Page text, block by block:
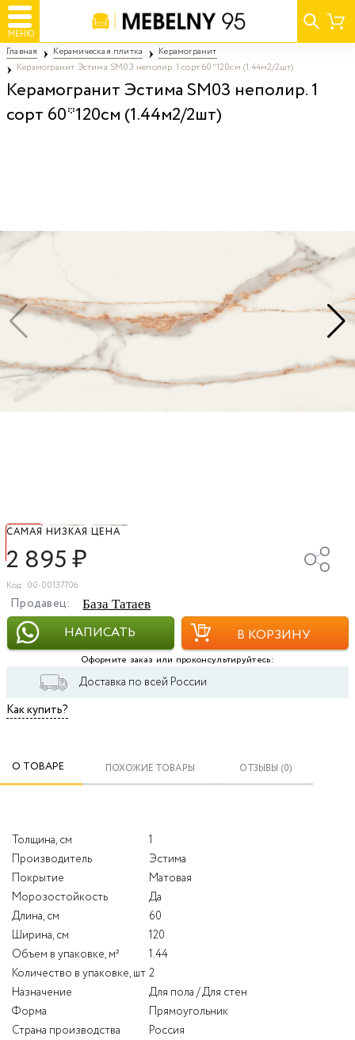
МЕНЮ
Главная Керамическая плитка
Керамогранит
Керамогранит Эстима SM03 неполир. 1 сорт 60*120см (1.44м2/2шт)
Керамогранит Эстима SM03 неполир. 1
сорт 60*120см (1.44м2/2шт)
САМАЯ НИЗКАЯ ЦЕНА
2 895₽
Код: 00-00137706
Продавец: База Татаев
НАПИСАТЬ В КОРЗИНУ
Оформите заказ или проконсультируйтесь:
Доставка по всей России
Как купить?
О ТОВАРЕ ПОХОЖИЕ ТОВАРЫ ОТЗЫВЫ (0)
Толщина, см
1
Производитель
Эстима
Покрытие
Матовая
Морозостойкость
Да
Длина, см
60
Ширина, см
120
Объем в упаковке, м²
1.44
Количество в упаковке, шт 2
Назначение
Для пола / Для стен
Форма
Прямоугольник
Страна производства
Россия